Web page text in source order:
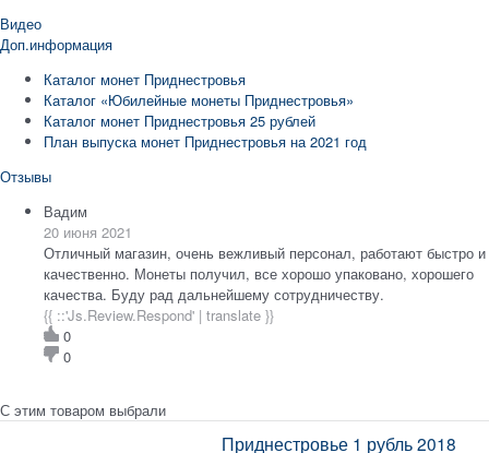
Видео
Доп.информация
Каталог монет Приднестровья
Каталог «Юбилейные монеты Приднестровья»
Каталог монет Приднестровья 25 рублей
План выпуска монет Приднестровья на 2021 год
Отзывы
Вадим
20 июня 2021
Отличный магазин, очень вежливый персонал, работают быстро и
качественно. Монеты получил, все хорошо упаковано, хорошего
качества. Буду рад дальнейшему сотрудничеству.
{{ ::'Js.Review.Respond' | translate }}
0
0
С этим товаром выбрали
Приднестровье 1 рубль 2018